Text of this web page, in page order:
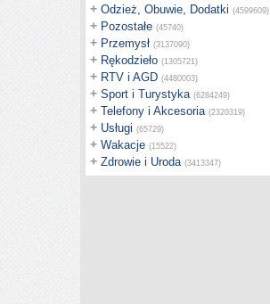
+ Odzież, Obuwie, Dodatki (4599609)
+ Pozostałe (45740)
+ Przemysł (3137090)
+ Rękodzieło (1305721)
+ RTV i AGD (4480003)
+ Sport i Turystyka (6284249)
+ Telefony i Akcesoria (2320319)
+ Usługi (65729)
+ Wakacje (15522)
+ Zdrowie i Uroda (3413347)